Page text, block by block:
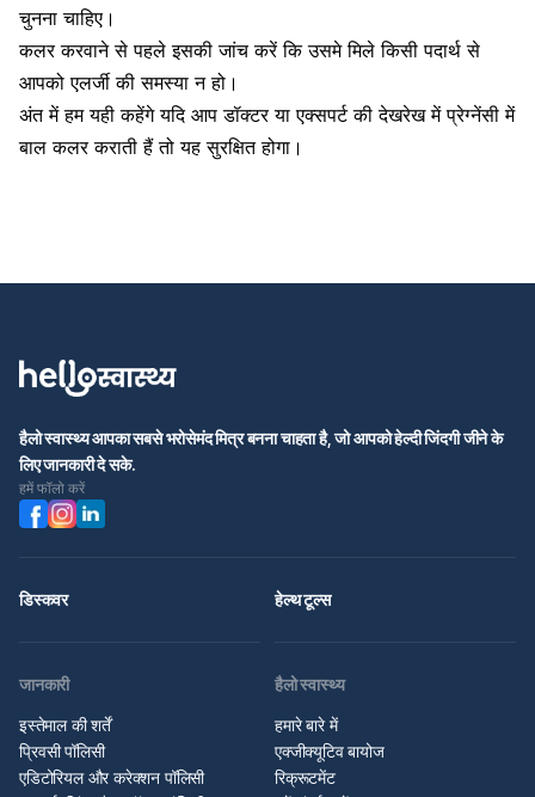
चुनना चाहिए।
कलर करवाने से पहले इसकी जांच करें कि उसमे मिले किसी पदार्थ से
आपको एलर्जी की समस्या न हो।
अंत में हम यही कहेंगे यदि आप डॉक्टर या एक्सपर्ट की देखरेख में प्रेग्नेंसी में
बाल कलर कराती हैं तो यह सुरक्षित होगा।
हैलो स्वास्थ्य आपका सबसे भरोसेमंद मित्र बनना चाहता है, जो आपको हेल्दी जिंदगी जीने के
लिए जानकारी दे सके.
हमें फॉलो करें
डिस्कवर हेल्थ टूल्स
जानकारी
इस्तेमाल की शर्तें
प्रिवसी पॉलिसी
एडिटोरियल और करेक्शन पॉलिसी
हैलो स्वास्थ्य
हमारे बारे में
एक्जीक्यूटिव बायोज
रिक्रूटमेंट